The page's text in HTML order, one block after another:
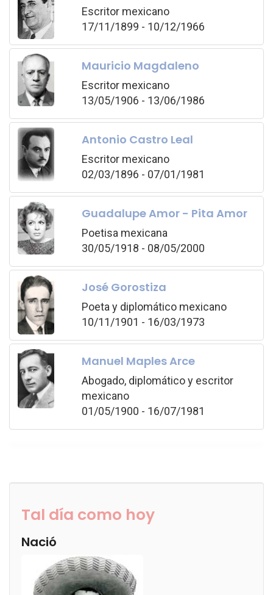
Escritor mexicano
17/11/1899 - 10/12/1966
Mauricio Magdaleno
Escritor mexicano
13/05/1906 - 13/06/1986
Antonio Castro Leal
Escritor mexicano
02/03/1896 - 07/01/1981
Guadalupe Amor - Pita Amor
Poetisa mexicana
30/05/1918 - 08/05/2000
José Gorostiza
Poeta y diplomático mexicano
10/11/1901 - 16/03/1973
Manuel Maples Arce
Abogado, diplomático y escritor
mexicano
01/05/1900 - 16/07/1981
Tal día como hoy
Nació